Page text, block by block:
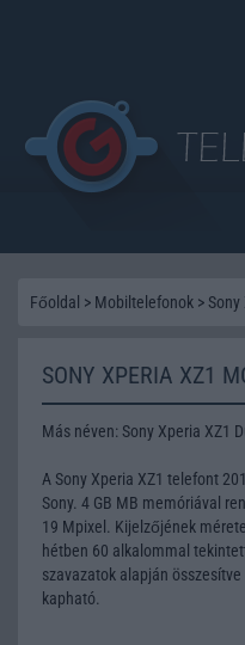
Főoldal > Mobiltelefonok > Sony
SONY XPERIA XZ1
Más néven: Sony Xperia XZ1
A Sony Xperia XZ1 telefont
Sony. 4 GB MB memóriával
19 Mpixel. Kijelzőjének
hétben 60 alkalommal
szavazatok alapján
kapható.